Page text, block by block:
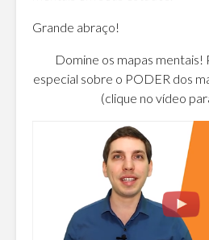
Grande abraço!
Domine os mapas mentais!
especial sobre o PODER dos
(clique no vídeo